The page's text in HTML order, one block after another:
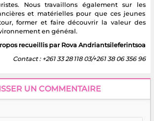
Nous travaillons également sur les
et matérielles pour que ces jeunes
former et faire découvrir la valeur des
en général.
recueillis par Rova Andriantsileferintsoa
Contact : +261 33 28 118 03/+261 38 06 356 96
UN COMMENTAIRE